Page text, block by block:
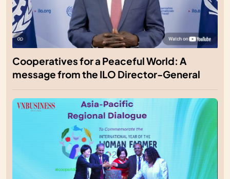
Cooperatives for a Peaceful World: A
message from the ILO Director-General